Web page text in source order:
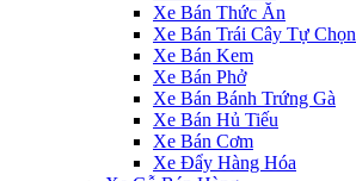
Xe Bán Thức Ăn
Xe Bán Trái Cây Tự Chọn
Xe Bán Kem
Xe Bán Phở
Xe Bán Bánh Trứng Gà
Xe Bán Hủ Tiếu
Xe Bán Cơm
Xe Đẩy Hàng Hóa